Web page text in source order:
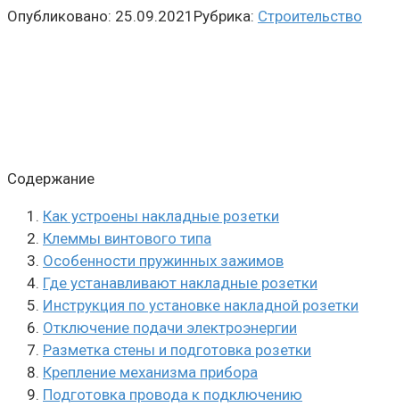
Опубликовано: 25.09.2021 Рубрика: Строительство
Содержание
Как устроены накладные розетки
Клеммы винтового типа
Особенности пружинных зажимов
Где устанавливают накладные розетки
Инструкция по установке накладной розетки
Отключение подачи электроэнергии
Разметка стены и подготовка розетки
Крепление механизма прибора
Подготовка провода к подключению